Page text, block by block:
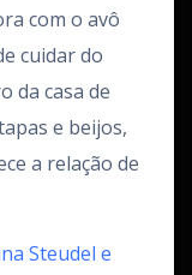
com o avô
cuidar do
da casa de
e beijos,
a relação de
Steudel e